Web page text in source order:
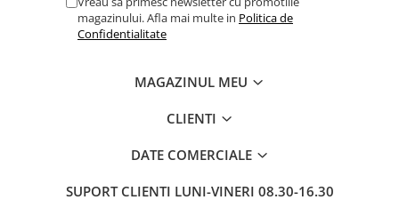
magazinului. Afla mai multe in Politica de
Confidentialitate
MAGAZINUL MEU
CLIENTI
DATE COMERCIALE
SUPORT CLIENTI LUNI-VINERI 08.30-16.30